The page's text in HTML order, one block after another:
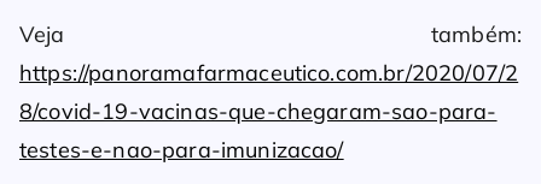
Veja também:
https://panoramafarmaceutico.com.br/2020/07/2
8/covid-19-vacinas-que-chegaram-sao-para-
testes-e-nao-para-imunizacao/